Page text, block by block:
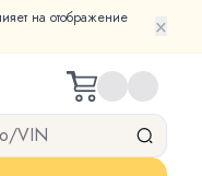
на отображение
×